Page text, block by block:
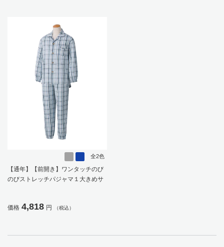
全2色
【通年】【前開き】ワンタッチのび
のびストレッチパジャマ１大きめサ
付／後ろ長め【CF】
価格 4,818 円 （税込）